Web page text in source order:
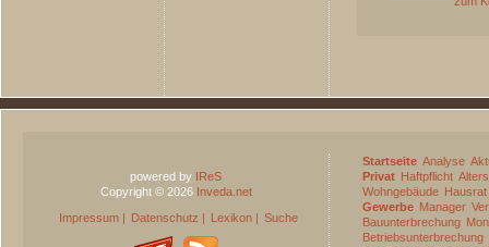
powered by IReS
Copyright © 2026 Inveda.net
Impressum | Datenschutz | Lexikon | Suche
Startseite Analyse
Privat Haftpflicht
Wohngebäude Hausrat
Gewerbe Manager
Bauunterbrechung
Betriebsunterbrechung